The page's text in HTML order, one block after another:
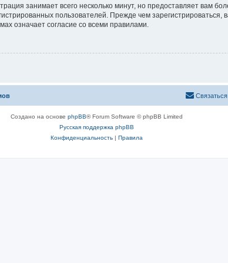
занимает всего несколько минут, но предоставляет вам
пользователей. Прежде чем зарегистрироваться,
означает согласие со всеми правилами.
Создано на основе phpBB® Forum Software © phpBB Limited
Русская поддержка phpBB
Конфиденциальность| Правила